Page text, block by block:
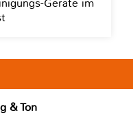
& Ton
Geräte im